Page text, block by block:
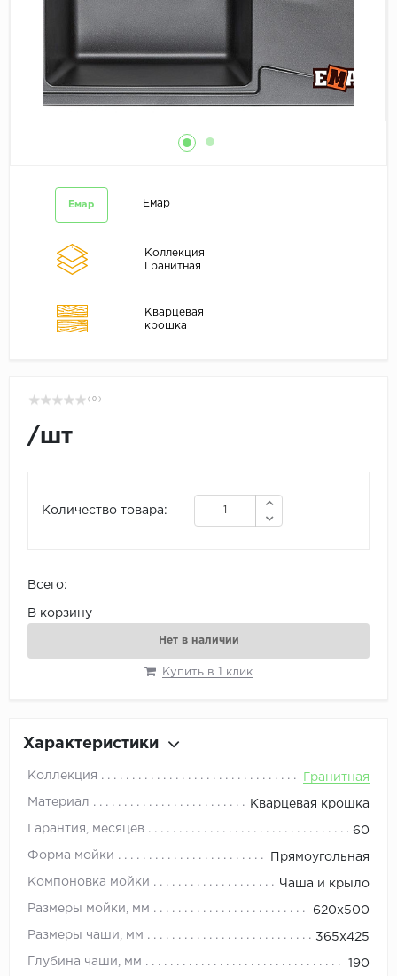
Емар Емар
Коллекция
Гранитная
Кварцевая
крошка
( 0 )
/шт
Количество товара:
Всего:
В корзину
Нет в наличии
Купить в 1 клик
Характеристики
Коллекция Гранитная
Материал Кварцевая крошка
Гарантия, месяцев 60
Форма мойки Прямоугольная
Компоновка мойки Чаша и крыло
Размеры мойки, мм 620х500
Размеры чаши, мм 365х425
Глубина чаши, мм 190